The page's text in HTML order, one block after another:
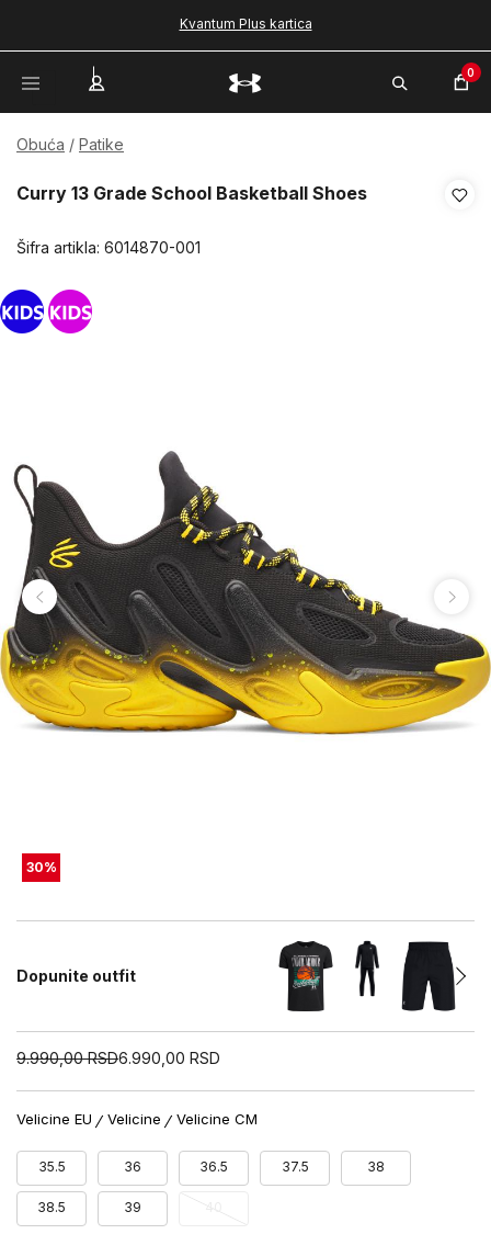
Kvantum Plus kartica
0
Obuća Patike
Curry 13 Grade School Basketball Shoes
Šifra artikla: 6014870-001
30%
Dopunite outfit
9.990,00 RSD6.990,00 RSD
Velicine EU Velicine Velicine CM
35.5 36 36.5 37.5 38
38.5 39